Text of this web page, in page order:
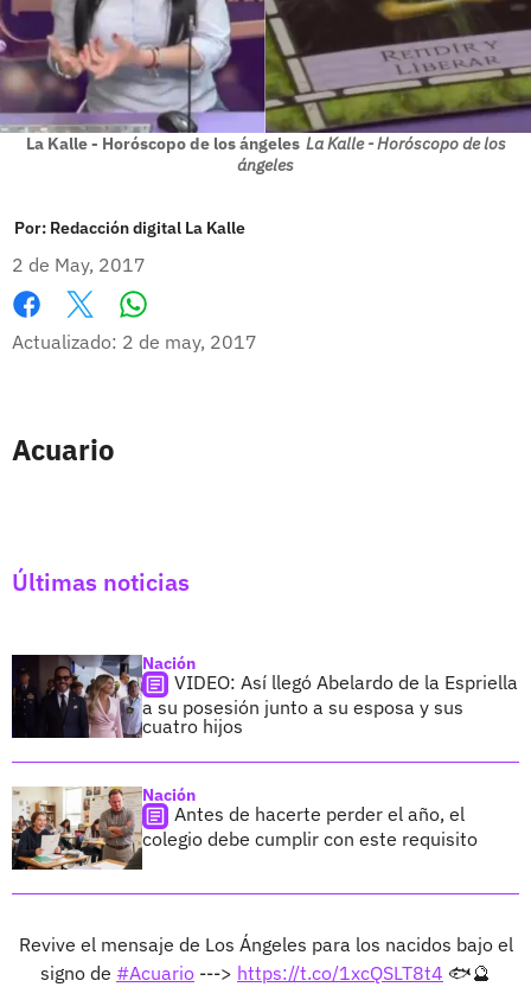
La Kalle - Horóscopo de los ángeles La Kalle - Horóscopo de los
ángeles
Por: Redacción digital La Kalle
2 de May, 2017
Facebook
X
Actualizado: 2 de may, 2017
Acuario
Últimas noticias
Nación
VIDEO: Así llegó Abelardo de la Espriella
a su posesión junto a su esposa y sus
cuatro hijos
Nación
Antes de hacerte perder el año, el
colegio debe cumplir con este requisito
Revive el mensaje de Los Ángeles para los nacidos bajo el
signo de #Acuario ---> https://t.co/1xcQSLT8t4 🐟🔮